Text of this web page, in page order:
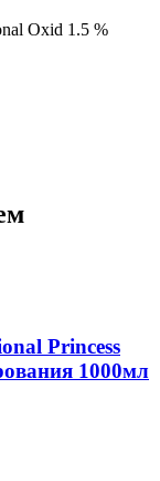
Oxid 1.5 %
Princess
1000мл